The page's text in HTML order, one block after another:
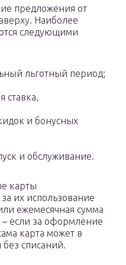
предложения от
Наиболее
следующими
льготный период;
ставка,
и бонусных
и обслуживание.
карты
их использование
ежемесячная сумма
– если за оформление
карта может в
без списаний.